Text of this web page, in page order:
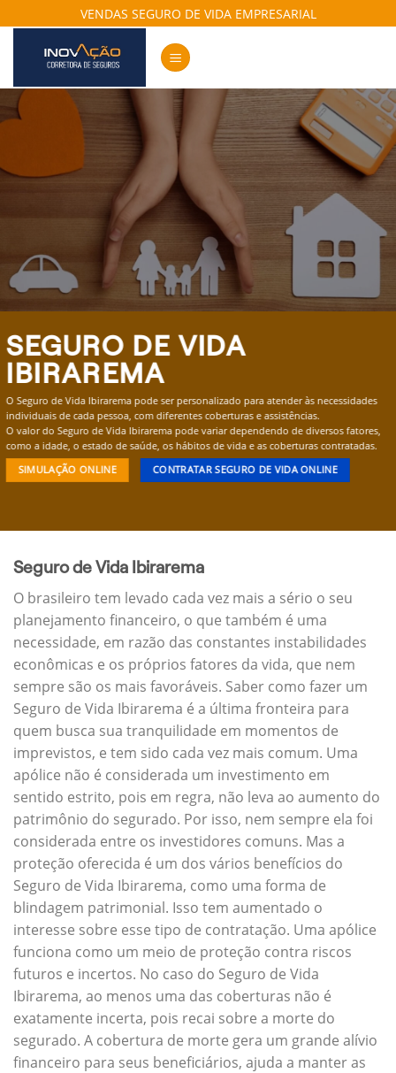
to
content
VENDAS SEGURO DE VIDA EMPRESARIAL
SEGURO DE VIDA
IBIRAREMA
O Seguro de Vida Ibirarema pode ser personalizado para atender às necessidades
individuais de cada pessoa, com diferentes coberturas e assistências.
O valor do Seguro de Vida Ibirarema pode variar dependendo de diversos fatores,
como a idade, o estado de saúde, os hábitos de vida e as coberturas contratadas.
SIMULAÇÃO ONLINE CONTRATAR SEGURO DE VIDA ONLINE
Seguro de Vida Ibirarema
O brasileiro tem levado cada vez mais a sério o seu
planejamento financeiro, o que também é uma
necessidade, em razão das constantes instabilidades
econômicas e os próprios fatores da vida, que nem
sempre são os mais favoráveis. Saber como fazer um
Seguro de Vida Ibirarema é a última fronteira para
quem busca sua tranquilidade em momentos de
imprevistos, e tem sido cada vez mais comum. Uma
apólice não é considerada um investimento em
sentido estrito, pois em regra, não leva ao aumento do
patrimônio do segurado. Por isso, nem sempre ela foi
considerada entre os investidores comuns. Mas a
proteção oferecida é um dos vários benefícios do
Seguro de Vida Ibirarema, como uma forma de
blindagem patrimonial. Isso tem aumentado o
interesse sobre esse tipo de contratação. Uma apólice
funciona como um meio de proteção contra riscos
futuros e incertos. No caso do Seguro de Vida
Ibirarema, ao menos uma das coberturas não é
exatamente incerta, pois recai sobre a morte do
segurado. A cobertura de morte gera um grande alívio
financeiro para seus beneficiários, ajuda a manter as